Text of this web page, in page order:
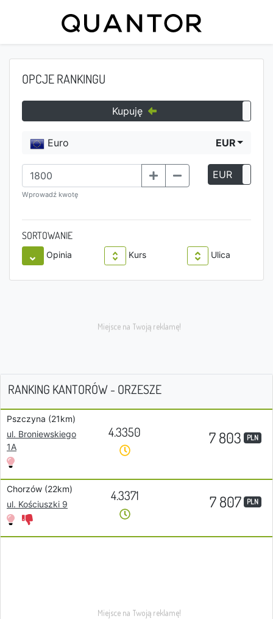
OPCJE RANKINGU
Kupuję
Euro EUR
Wprowadź kwotę
EUR
SORTOWANIE
Opinia Kurs Ulica
RANKING KANTORÓW - ORZESZE
Pszczyna (21km)
ul. Broniewskiego
1A
4.3350 7 803 PLN
Chorzów (22km)
ul. Kościuszki 9
4.3371 7 807 PLN